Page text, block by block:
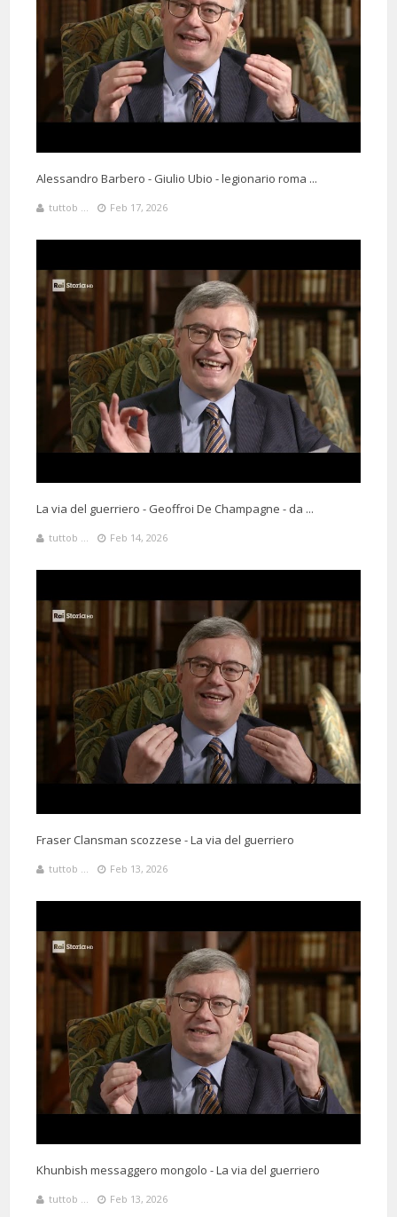
Alessandro Barbero - Giulio Ubio - legionario roma ...
tuttob ... Feb 17, 2026
La via del guerriero - Geoffroi De Champagne - da ...
tuttob ... Feb 14, 2026
Fraser Clansman scozzese - La via del guerriero
tuttob ... Feb 13, 2026
Khunbish messaggero mongolo - La via del guerriero
tuttob ... Feb 13, 2026